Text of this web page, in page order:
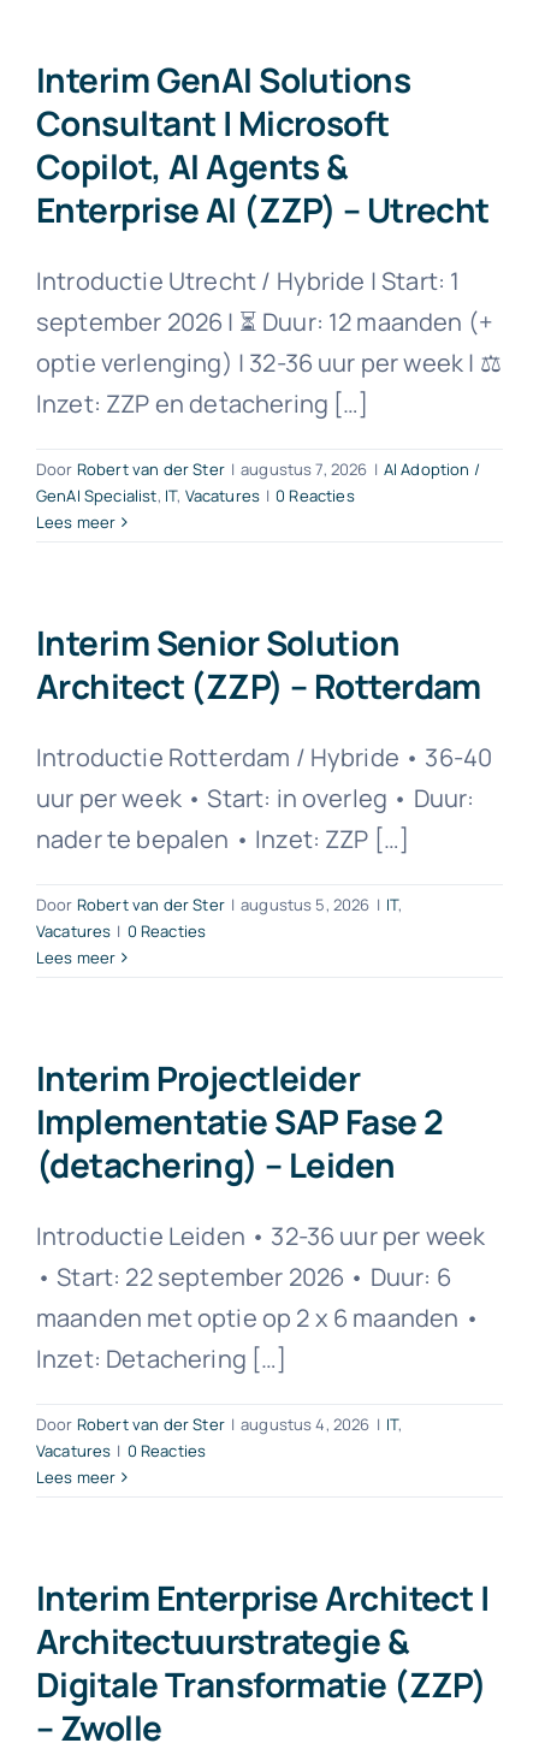
Interim GenAI Solutions
Consultant | Microsoft
Copilot, AI Agents &
Enterprise AI (ZZP) – Utrecht
Introductie Utrecht / Hybride | Start: 1
september 2026 | ⏳ Duur: 12 maanden (+
optie verlenging) | 32-36 uur per week | ⚖️
Inzet: ZZP en detachering […]
Door Robert van der Ster | augustus 7, 2026 | AI Adoption /
GenAI Specialist, IT, Vacatures | 0 Reacties
Lees meer
Interim Senior Solution
Architect (ZZP) – Rotterdam
Introductie Rotterdam / Hybride • 36-40
uur per week • Start: in overleg • Duur:
nader te bepalen • Inzet: ZZP […]
Door Robert van der Ster | augustus 5, 2026 | IT,
Vacatures | 0 Reacties
Lees meer
Interim Projectleider
Implementatie SAP Fase 2
(detachering) – Leiden
Introductie Leiden • 32-36 uur per week
• Start: 22 september 2026 • Duur: 6
maanden met optie op 2 x 6 maanden •
Inzet: Detachering […]
Door Robert van der Ster | augustus 4, 2026 | IT,
Vacatures | 0 Reacties
Lees meer
Interim Enterprise Architect |
Architectuurstrategie &
Digitale Transformatie (ZZP)
– Zwolle